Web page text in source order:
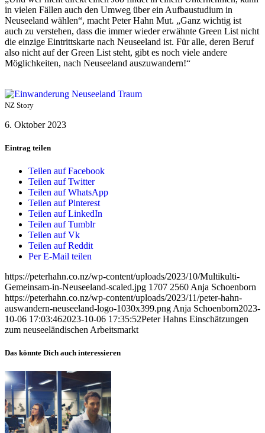
in vielen Fällen auch den Umweg über ein Aufbaustudium in
Neuseeland wählen“, macht Peter Hahn Mut. „Ganz wichtig ist
auch zu verstehen, dass die immer wieder erwähnte Green List nicht
die einzige Eintrittskarte nach Neuseeland ist. Für alle, deren Beruf
also nicht auf der Green List steht, gibt es noch viele andere
Möglichkeiten, nach Neuseeland auszuwandern!“
NZ Story
6. Oktober 2023
Eintrag teilen
Teilen auf Facebook
Teilen auf Twitter
Teilen auf WhatsApp
Teilen auf Pinterest
Teilen auf LinkedIn
Teilen auf Tumblr
Teilen auf Vk
Teilen auf Reddit
Per E-Mail teilen
https://peterhahn.co.nz/wp-content/uploads/2023/10/Multikulti-
Gemeinsam-in-Neuseeland-scaled.jpg 1707 2560 Anja Schoenborn
https://peterhahn.co.nz/wp-content/uploads/2023/11/peter-hahn-
auswandern-neuseeland-logo-1030x399.png Anja Schoenborn2023-
10-06 17:03:462023-10-06 17:35:52Peter Hahns Einschätzungen
zum neuseeländischen Arbeitsmarkt
Das könnte Dich auch interessieren